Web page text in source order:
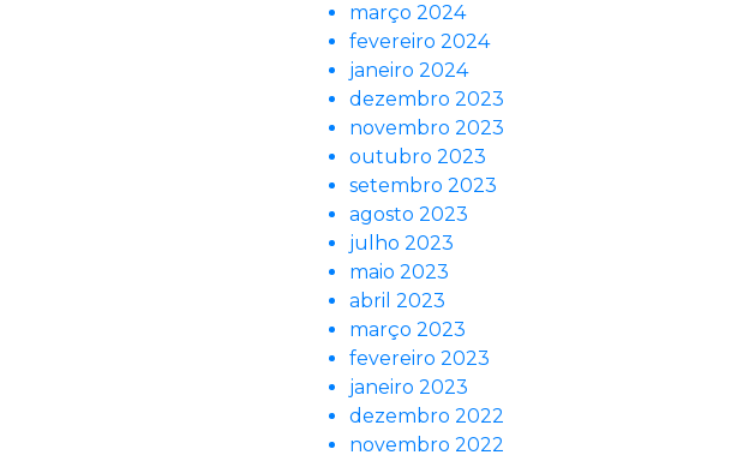
março 2024
fevereiro 2024
janeiro 2024
dezembro 2023
novembro 2023
outubro 2023
setembro 2023
agosto 2023
julho 2023
maio 2023
abril 2023
março 2023
fevereiro 2023
janeiro 2023
dezembro 2022
novembro 2022